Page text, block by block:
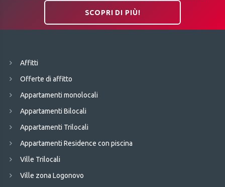
SCOPRI DI PIÙ!
Affitti
Offerte di affitto
Appartamenti monolocali
Appartamenti Bilocali
Appartamenti Trilocali
Appartamenti Residence con piscina
Ville Trilocali
Ville zona Logonovo